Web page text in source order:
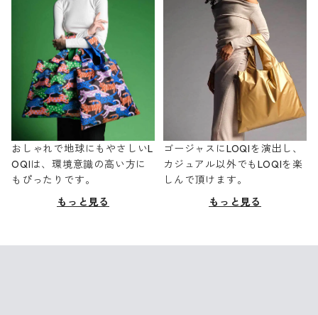
おしゃれで地球にもやさしいL
OQIは、環境意識の高い方に
もぴったりです。
もっと見る
ゴージャスにLOQIを演出し、
カジュアル以外でもLOQIを楽
しんで頂けます。
もっと見る